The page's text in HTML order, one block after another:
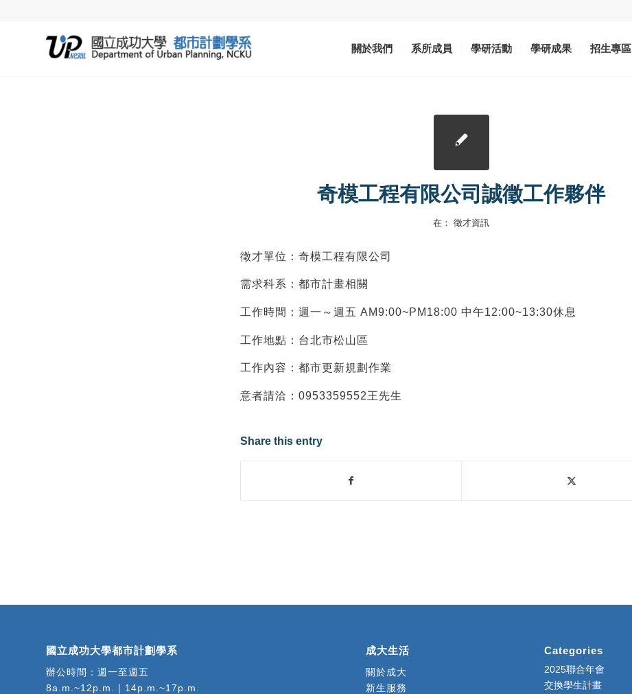
關於我們 系所成員 學研活動 學研成果 招生專區
奇模工程有限公司誠徵工作夥伴
在： 徵才資訊
徵才單位：奇模工程有限公司
需求科系：都市計畫相關
工作時間：週一～週五 AM9:00~PM18:00 中午12:00~13:30休息
工作地點：台北市松山區
工作內容：都市更新規劃作業
意者請洽：0953359552王先生
Share this entry
國立成功大學都市計劃學系
辦公時間：週一至週五
8a.m.~12p.m.｜14p.m.~17p.m.
成大生活
關於成大
新生服務
Categories
2025聯合年會
交換學生計畫